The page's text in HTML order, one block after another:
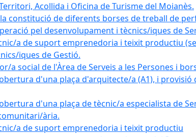
Acollida i Oficina de Turisme del Moianès.
constitució de diferents borses de treball de
pel desenvolupament i tècnics/iques de
a de suport emprenedoria i teixit productiu
iques de Gestió.
a social de l'Àrea de Serveis a les Persones i
d'una plaça d'arquitecte/a (A1), i
d'una plaça de tècnic/a especialista de
ària.
a de suport emprenedoria i teixit productiu